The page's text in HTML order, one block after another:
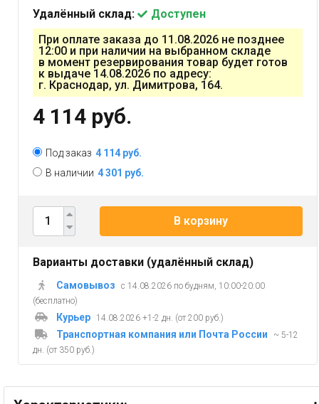
Удалённый склад:
Доступен
При оплате заказа до 11.08.2026 не позднее
12:00 и при наличии на выбранном складе
в момент резервирования товар будет готов
к выдаче 14.08.2026 по адресу:
г. Краснодар, ул. Димитрова, 164.
4 114 руб.
Под заказ 4 114 руб.
В наличии 4 301 руб.
В корзину
Варианты доставки (удалённый склад)
Самовывоз
с 14.08.2026 по будням, 10:00-20:00
(бесплатно)
Курьер 14.08.2026 +1-2 дн. (от 200 руб.)
Транспортная компания или Почта России
~ 5-12
дн. (от 350 руб.)